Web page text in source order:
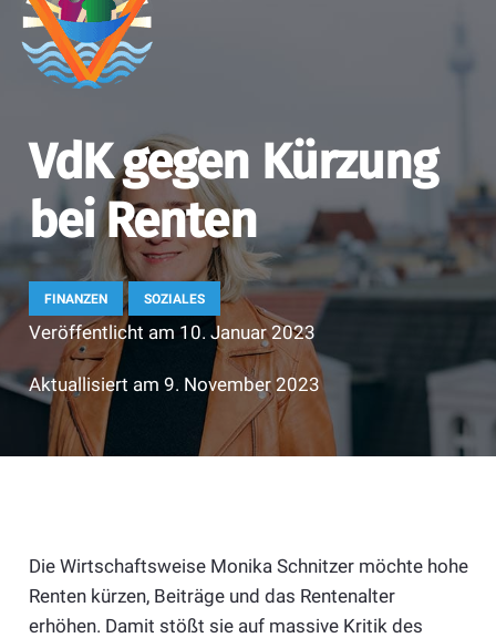
VdK gegen Kürzung
bei Renten
FINANZEN SOZIALES
Veröffentlicht am 10. Januar 2023
Aktuallisiert am 9. November 2023
Die Wirtschaftsweise Monika Schnitzer möchte hohe
Renten kürzen, Beiträge und das Rentenalter
erhöhen. Damit stößt sie auf massive Kritik des